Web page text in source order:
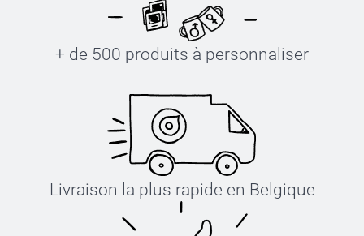
+ de 500 produits à personnaliser
Livraison la plus rapide en Belgique